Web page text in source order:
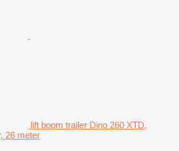
lift boom trailer Dino 260 XTD,
26 meter